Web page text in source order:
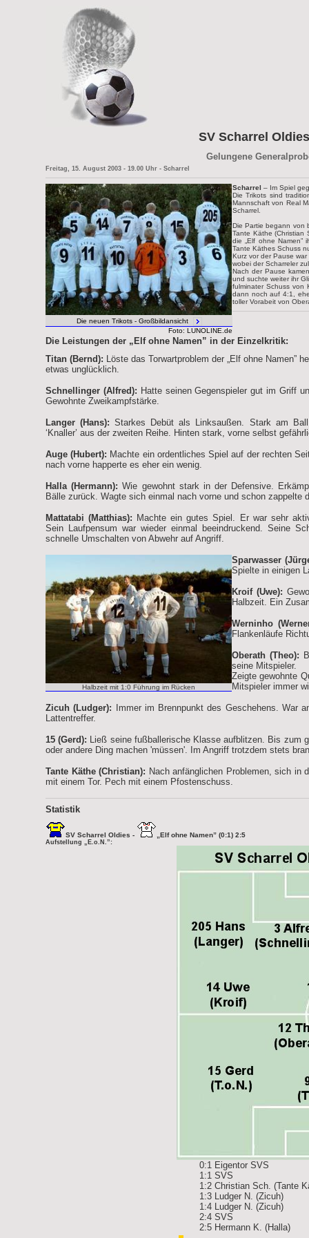
SV Scharrel
Gelungene
Freitag, 15. August 2003 - 19.00 Uhr - Scharrel
Die neuen Trikots - Großbildansicht
Foto: LUNOLINE.de
Scharrel – Im Spiel
Die Trikots sind
Mannschaft von Real
Scharrel.
Die Partie begann von
Tante Käthe (Christian
die „Elf ohne
Tante Käthes Schuss
Kurz vor der Pause
wobei der Scharreler
Nach der Pause
und suchte weiter ihr
fulminater Schuss von
dann noch auf 4:1,
toller Vorabeit von
Die Leistungen der „Elf ohne Namen” in der Einzelkritik:
Titan (Bernd): Löste das Torwartproblem der „Elf ohne Namen”
etwas unglücklich.
Schnellinger (Alfred): Hatte seinen Gegenspieler gut im Griff
Gewohnte Zweikampfstärke.
Langer (Hans): Starkes Debüt als Linksaußen. Stark am
‘Knaller’ aus der zweiten Reihe. Hinten stark, vorne selbst
Auge (Hubert): Machte ein ordentliches Spiel auf der rechten
nach vorne happerte es eher ein wenig.
Halla (Hermann): Wie gewohnt stark in der Defensive.
Bälle zurück. Wagte sich einmal nach vorne und schon zappelte
Mattatabi (Matthias): Machte ein gutes Spiel. Er war sehr
Sein Laufpensum war wieder einmal beeindruckend. Seine
schnelle Umschalten von Abwehr auf Angriff.
Halbzeit mit 1:0 Führung im Rücken
Sparwasser
Spielte in einigen
Kroif (Uwe):
Halbzeit. Ein
Werninho
Flankenläufe
Oberath (Theo):
seine Mitspieler.
Zeigte gewohnte
Mitspieler immer
Zicuh (Ludger): Immer im Brennpunkt des Geschehens. War
Lattentreffer.
15 (Gerd): Ließ seine fußballerische Klasse aufblitzen. Bis zum
oder andere Ding machen 'müssen'. Im Angriff trotzdem stets
Tante Käthe (Christian): Nach anfänglichen Problemen, sich in
mit einem Tor. Pech mit einem Pfostenschuss.
Statistik
SV Scharrel Oldies - „Elf ohne Namen” (0:1) 2:5
Aufstellung „E.o.N.”:
0:1 Eigentor SVS
1:1 SVS
1:2 Christian Sch. (Tante
1:3 Ludger N. (Zicuh)
1:4 Ludger N. (Zicuh)
2:4 SVS
2:5 Hermann K. (Halla)